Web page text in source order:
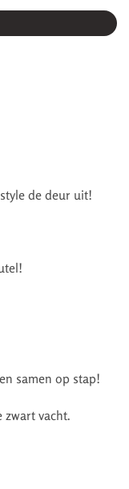
de deur uit!
samen op stap!
zwart vacht.